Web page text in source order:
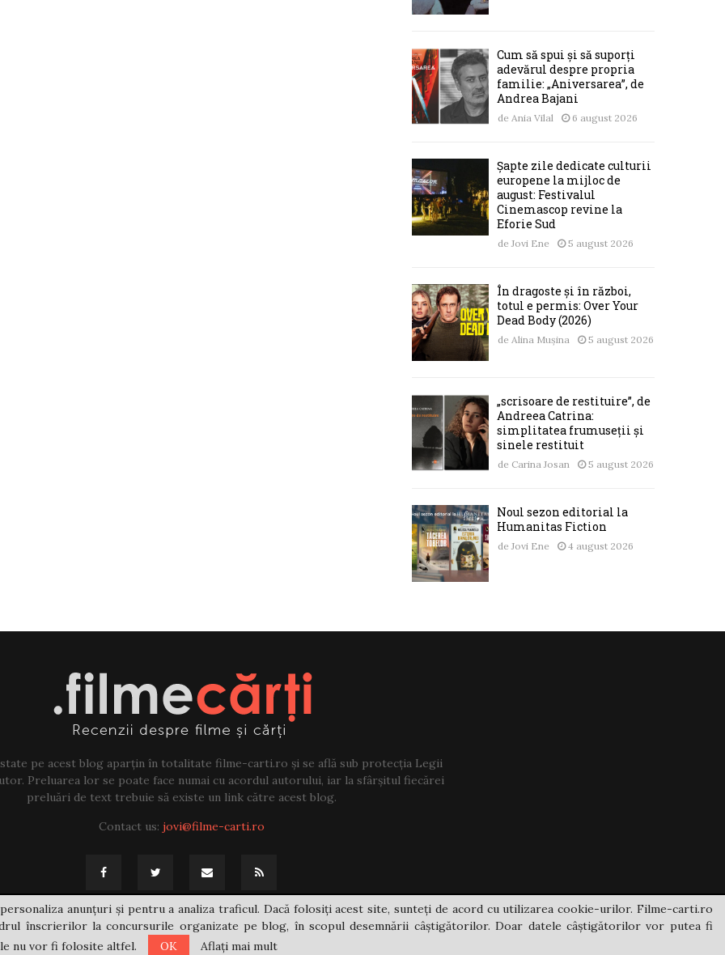
Cum să spui și să suporți
adevărul despre propria
familie: „Aniversarea”, de
Andrea Bajani
de Ania Vilal 6 august 2026
Șapte zile dedicate culturii
europene la mijloc de
august: Festivalul
Cinemascop revine la
Eforie Sud
de Jovi Ene 5 august 2026
În dragoste și în război,
totul e permis: Over Your
Dead Body (2026)
de Alina Mușina 5 august 2026
„scrisoare de restituire”, de
Andreea Catrina:
simplitatea frumuseții și
sinele restituit
de Carina Josan 5 august 2026
Noul sezon editorial la
Humanitas Fiction
de Jovi Ene 4 august 2026
pe acest blog aparțin în totalitate filme-carti.ro și se află sub protecția Legii
Preluarea lor se poate face numai cu acordul autorului, iar la sfârșitul fiecărei
preluări de text trebuie să existe un link către acest blog.
Contact us: jovi@filme-carti.ro
@2021 - filme-carti.ro
anunțuri și pentru a analiza traficul. Dacă folosiți acest site, sunteți de acord cu utilizarea cookie-urilor. Filme-carti.ro
înscrierilor la concursurile organizate pe blog, în scopul desemnării câștigătorilor. Doar datele câștigătorilor vor putea fi
nu vor fi folosite altfel.
OK Aflați mai mult